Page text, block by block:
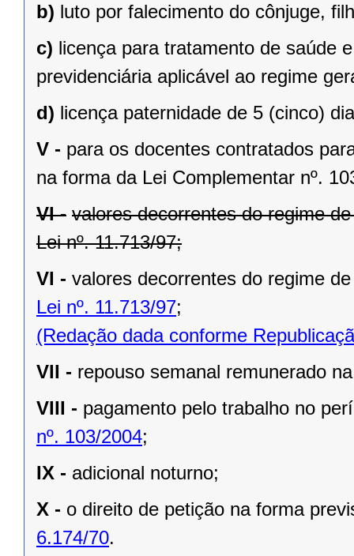
b) luto por falecimento do cônjuge,
c) licença para tratamento de saúde
previdenciária aplicável ao regime
d) licença paternidade de 5 (cinco)
V - para os docentes contratados
na forma da Lei Complementar nº.
VI - valores decorrentes do regime
Lei nº. 11.713/97;
VI - valores decorrentes do regime
Lei nº. 11.713/97;
(Redação dada conforme
VII - repouso semanal remunerado
VIII - pagamento pelo trabalho no
nº. 103/2004;
IX - adicional noturno;
X - o direito de petição na forma
6.174/70.